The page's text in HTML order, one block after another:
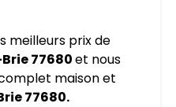
meilleurs prix de
77680et nous
maison et
77680.